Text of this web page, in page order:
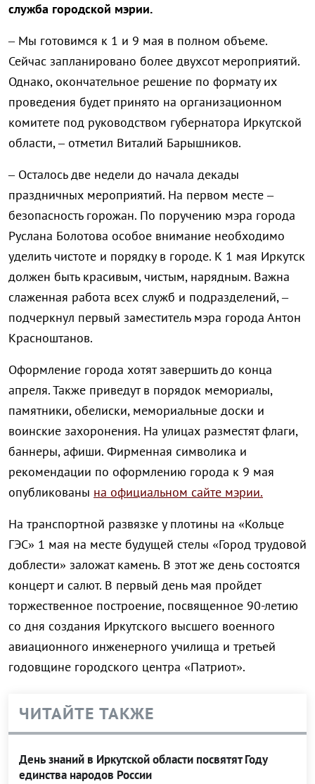
служба городской мэрии.
– Мы готовимся к 1 и 9 мая в полном объеме.
Сейчас запланировано более двухсот мероприятий.
Однако, окончательное решение по формату их
проведения будет принято на организационном
комитете под руководством губернатора Иркутской
области, – отметил Виталий Барышников.
– Осталось две недели до начала декады
праздничных мероприятий. На первом месте –
безопасность горожан. По поручению мэра города
Руслана Болотова особое внимание необходимо
уделить чистоте и порядку в городе. К 1 мая Иркутск
должен быть красивым, чистым, нарядным. Важна
слаженная работа всех служб и подразделений, –
подчеркнул первый заместитель мэра города Антон
Красноштанов.
Оформление города хотят завершить до конца
апреля. Также приведут в порядок мемориалы,
памятники, обелиски, мемориальные доски и
воинские захоронения. На улицах разместят флаги,
баннеры, афиши. Фирменная символика и
рекомендации по оформлению города к 9 мая
опубликованы на официальном сайте мэрии.
На транспортной развязке у плотины на «Кольце
ГЭС» 1 мая на месте будущей стелы «Город трудовой
доблести» заложат камень. В этот же день состоятся
концерт и салют. В первый день мая пройдет
торжественное построение, посвященное 90-летию
со дня создания Иркутского высшего военного
авиационного инженерного училища и третьей
годовщине городского центра «Патриот».
ЧИТАЙТЕ ТАКЖЕ
День знаний в Иркутской области посвятят Году
единства народов России